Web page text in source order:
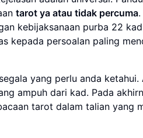
tarot ya atau tidak percuma
kebijaksanaan purba 22
kepada persoalan paling
yang perlu anda ketahui.
ampuh dari kad. Pada
tarot dalam talian yang